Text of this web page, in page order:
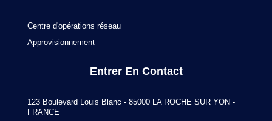
Centre d'opérations réseau
Approvisionnement
Entrer En Contact
123 Boulevard Louis Blanc - 85000 LA ROCHE SUR YON -
FRANCE